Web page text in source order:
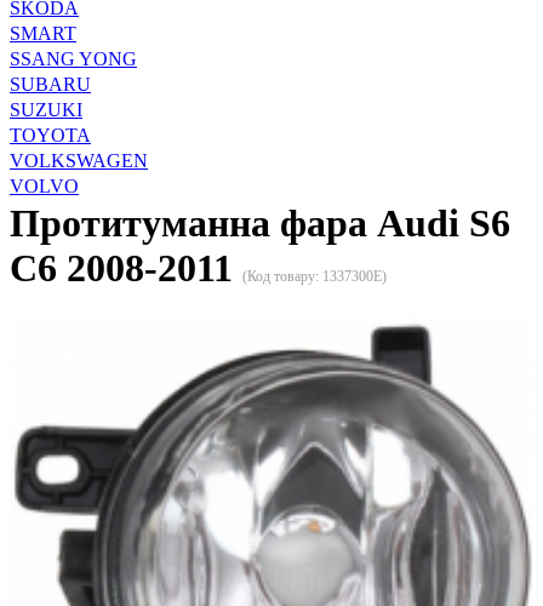
SKODA
SMART
SSANG YONG
SUBARU
SUZUKI
TOYOTA
VOLKSWAGEN
VOLVO
Протитуманна фара Audi S6
C6 2008-2011
(Код товару: 1337300E)